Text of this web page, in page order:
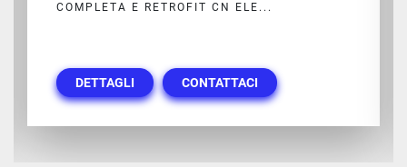
COMPLETA E RETROFIT CN ELE...
DETTAGLI CONTATTACI